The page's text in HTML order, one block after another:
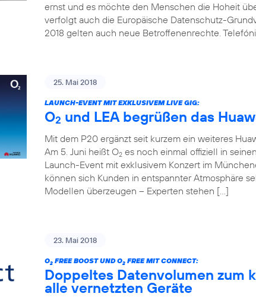
ernst und es möchte den Menschen die Hoheit
verfolgt auch die Europäische Datenschutz-
2018 gelten auch neue Betroffenenrechte.
25. Mai 2018
LAUNCH-EVENT MIT EXKLUSIVEM LIVE GIG:
O2 und LEA begrüßen das
Mit dem P20 ergänzt seit kurzem ein weiteres
Am 5. Juni heißt O2 es noch einmal offiziell in
Launch-Event mit exklusivem Konzert im
können sich Kunden in entspannter Atmosphäre
Modellen überzeugen – Experten stehen […]
23. Mai 2018
O2 FREE BOOST UND O2 FREE MIT CONNECT:
Doppeltes Datenvolumen zum
alle vernetzten Geräte